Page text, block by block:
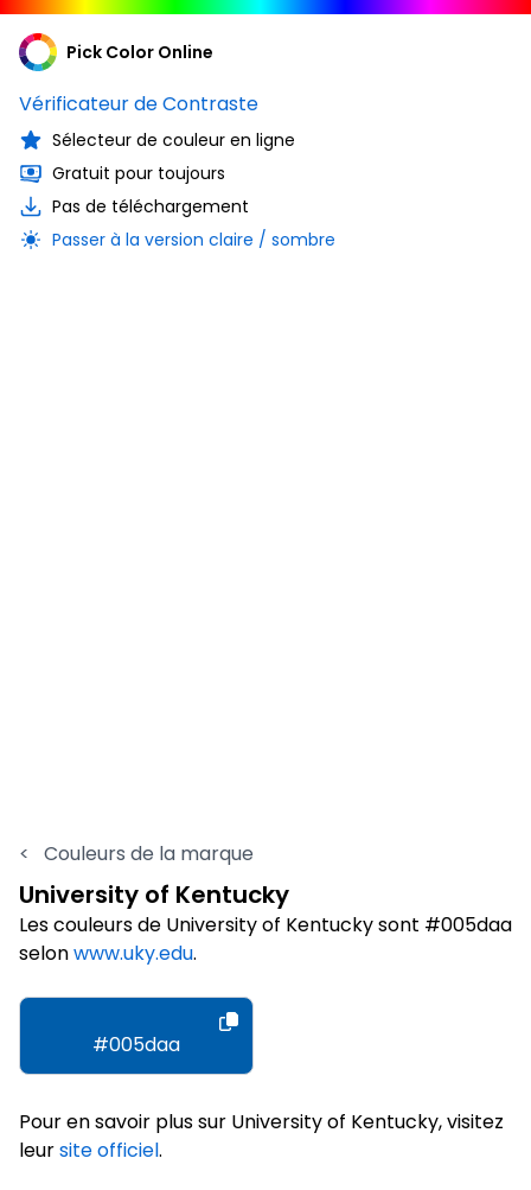
Pick Color Online
Vérificateur de Contraste
Sélecteur de couleur en ligne
Gratuit pour toujours
Pas de téléchargement
Passer à la version claire / sombre
< Couleurs de la marque
University of Kentucky
Les couleurs de University of Kentucky sont #005daa
selonwww.uky.edu.
#005daa
Pour en savoir plus sur University of Kentucky, visitez
leursite officiel.